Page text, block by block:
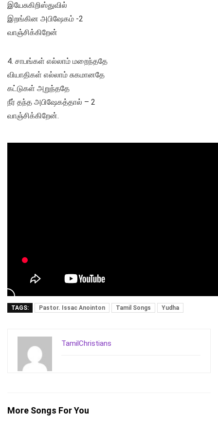
இயேசுகிறிஸ்துவில்
இறங்கின அபிஷேகம் -2
வாஞ்சிக்கிறேன்
4. சாபங்கள் எல்லாம் மறைந்ததே
வியாதிகள் எல்லாம் சுகமானதே
கட்டுகள் அறுந்ததே
நீர் தந்த அபிஷேகத்தால் – 2
வாஞ்சிக்கிறேன்.
TAGS: Pastor. Issac Anointon Tamil Songs Yudha
TamilChristians
More Songs For You